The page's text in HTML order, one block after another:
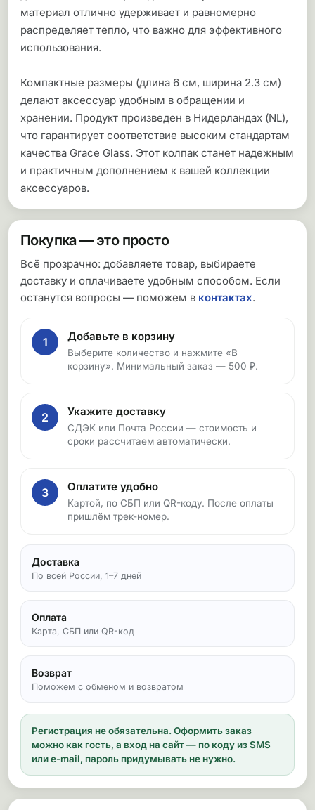
материал отлично удерживает и равномерно
распределяет тепло, что важно для эффективного
использования.
Компактные размеры (длина 6 см, ширина 2.3 см)
делают аксессуар удобным в обращении и
хранении. Продукт произведен в Нидерландах (NL),
что гарантирует соответствие высоким стандартам
качества Grace Glass. Этот колпак станет надежным
и практичным дополнением к вашей коллекции
аксессуаров.
Покупка — это просто
Всё прозрачно: добавляете товар, выбираете
доставку и оплачиваете удобным способом. Если
останутся вопросы — поможем в контактах.
1 Добавьте в корзину
Выберите количество и нажмите «В
корзину». Минимальный заказ — 500 ₽.
2 Укажите доставку
СДЭК или Почта России — стоимость и
сроки рассчитаем автоматически.
3 Оплатите удобно
Картой, по СБП или QR-коду. После оплаты
пришлём трек-номер.
Доставка
По всей России, 1–7 дней
Оплата
Карта, СБП или QR-код
Возврат
Поможем с обменом и возвратом
Регистрация не обязательна. Оформить заказ
можно как гость, а вход на сайт — по коду из SMS
или e-mail, пароль придумывать не нужно.